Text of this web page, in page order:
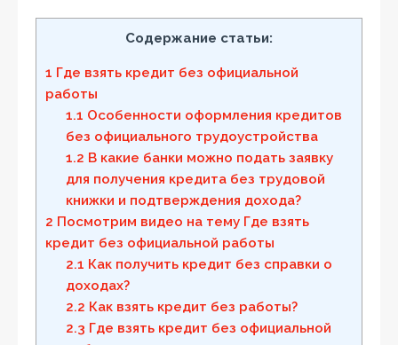
Содержание статьи:
1 Где взять кредит без официальной
работы
1.1 Особенности оформления кредитов
без официального трудоустройства
1.2 В какие банки можно подать заявку
для получения кредита без трудовой
книжки и подтверждения дохода?
2 Посмотрим видео на тему Где взять
кредит без официальной работы
2.1 Как получить кредит без справки о
доходах?
2.2 Как взять кредит без работы?
2.3 Где взять кредит без официальной